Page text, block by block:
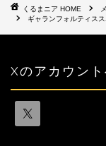
HOME
ギャランフォルティス
Xのアカウン